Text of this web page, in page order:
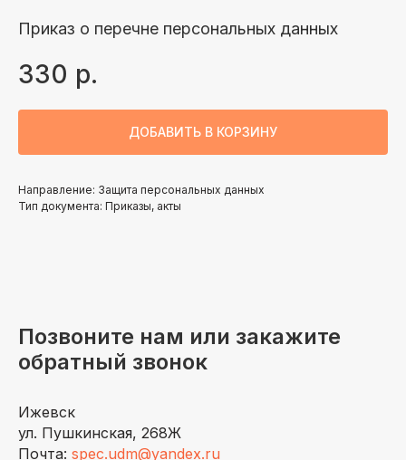
Приказ о перечне персональных данных
330 р.
ДОБАВИТЬ В КОРЗИНУ
Направление: Защита персональных данных
Тип документа: Приказы, акты
Позвоните нам или закажите
обратный звонок
Ижевск
ул. Пушкинская, 268Ж
Почта: spec.udm@yandex.ru